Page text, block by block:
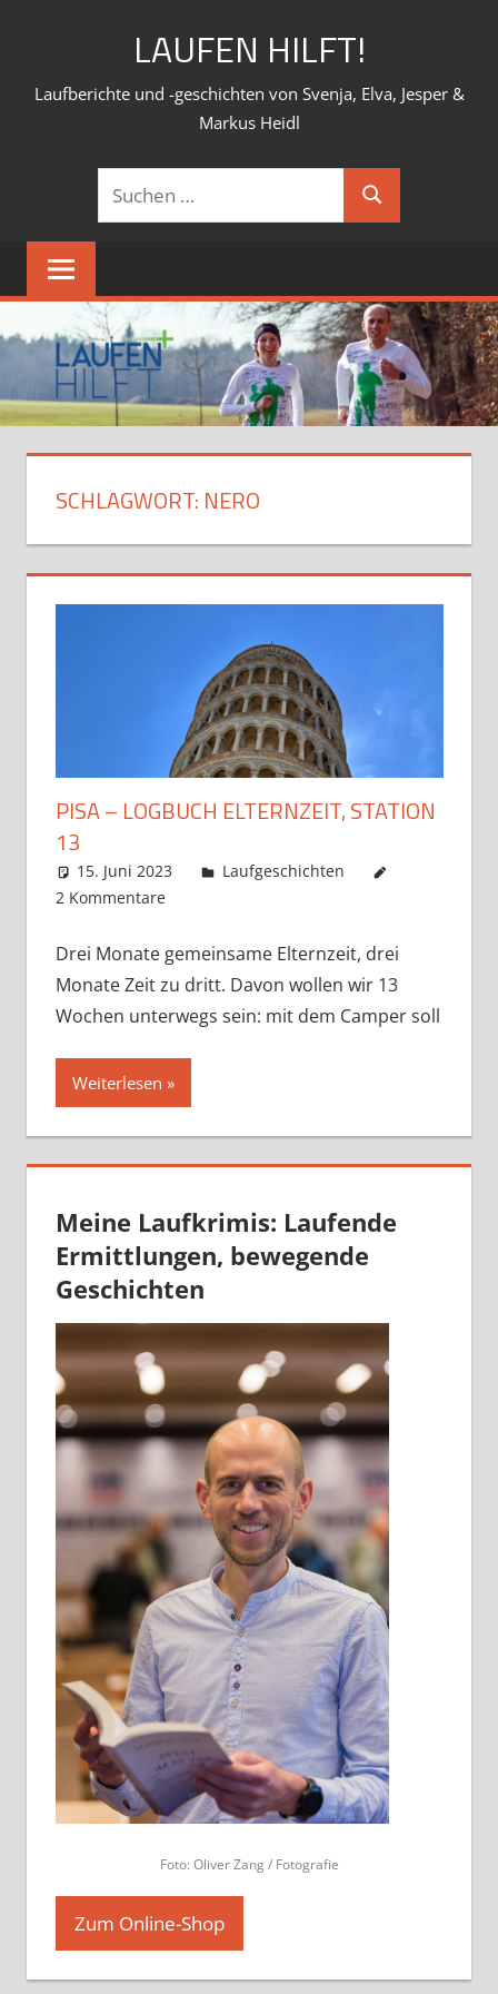
LAUFEN HILFT!
Laufberichte und -geschichten von Svenja, Elva, Jesper &
Markus Heidl
Suchen
nach:
Suchen
SCHLAGWORT: NERO
PISA – LOGBUCH ELTERNZEIT, STATION
13
15. Juni 2023 Markus
Laufgeschichten
2 Kommentare
Drei Monate gemeinsame Elternzeit, drei
Monate Zeit zu dritt. Davon wollen wir 13
Wochen unterwegs sein: mit dem Camper soll
Weiterlesen
Meine Laufkrimis: Laufende
Ermittlungen, bewegende
Geschichten
Foto: Oliver Zang / Fotografie
Zum Online-Shop